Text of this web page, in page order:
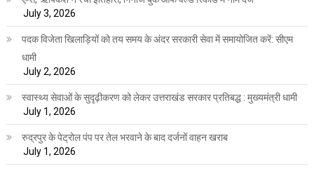
July 3, 2026
पदक विजेता खिलाड़ियों को तय समय के अंदर सरकारी सेवा में समायोजित करें: सीएम
धामी
July 2, 2026
स्वास्थ्य सेवाओं के सुदृढ़ीकरण को लेकर उत्तराखंड सरकार प्रतिबद्ध : मुख्यमंत्री धामी
July 1, 2026
रुद्रपुर के पेट्रोल पंप पर तेल भरवाने के बाद दर्जनों वाहन खराब
July 1, 2026